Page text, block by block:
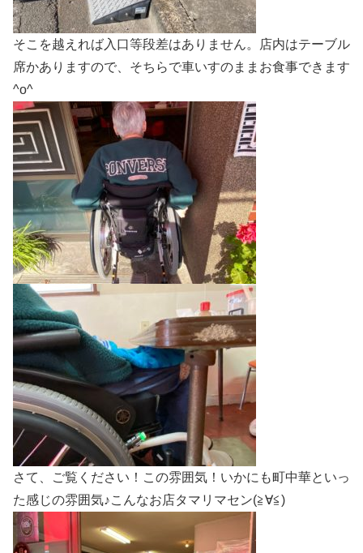
そこを越えれば入口等段差はありません。店内はテーブル
席かありますので、そちらで車いすのままお食事できます
^o^
さて、ご覧ください！この雰囲気！いかにも町中華といっ
た感じの雰囲気♪こんなお店タマリマセン(≧∀≦)